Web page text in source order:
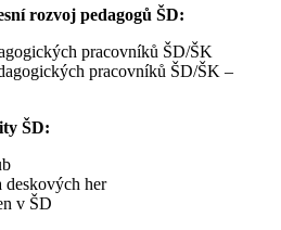
rozvoj pedagogů ŠD:
pracovníků ŠD/ŠK
pracovníků ŠD/ŠK –
ŠD:
her
v ŠD